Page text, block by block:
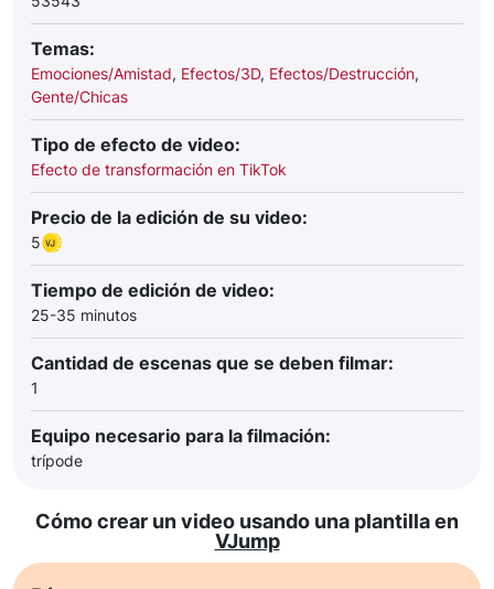
Temas:
Emociones/Amistad, Efectos/3D, Efectos/Destrucción,
Gente/Chicas
Tipo de efecto de video:
Efecto de transformación en TikTok
Precio de la edición de su video:
5
Tiempo de edición de video:
25-35 minutos
Cantidad de escenas que se deben filmar:
1
Equipo necesario para la filmación:
trípode
Cómo crear un video usando una plantilla en
VJump